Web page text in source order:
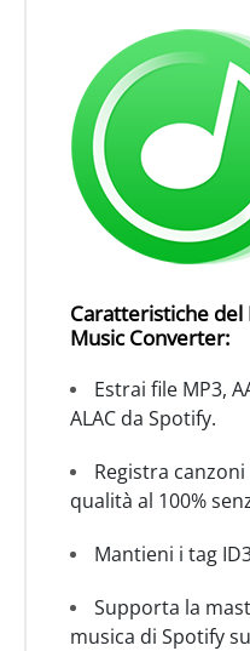
Caratteristiche
Music Converter:
Estrai file MP3,
ALAC da Spotify.
Registra
qualità al 100%
Mantieni i tag
Supporta la
musica di Spotify